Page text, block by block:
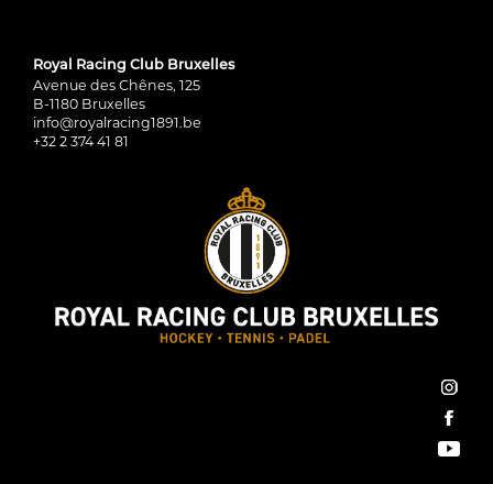
Royal Racing Club Bruxelles
Avenue des Chênes, 125
B-1180 Bruxelles
info@royalracing1891.be
+32 2 374 41 81